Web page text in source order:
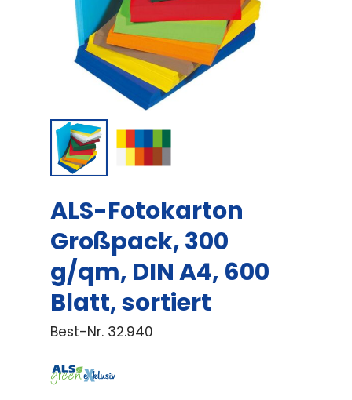
ALS-Fotokarton
Großpack, 300
g/qm, DIN A4, 600
Blatt, sortiert
Best-Nr. 32.940